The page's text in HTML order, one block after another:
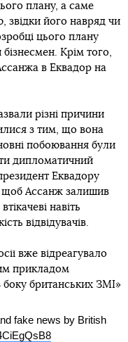
плану, а саме
звідки його навряд чи
цього плану
Крім того,
в Еквадор на
різні причини
з тим, що вона
побоювання були
дипломатичний
Еквадору
щоб Ассанж залишив
навіть
відвідувачів.
вже відреагувало
прикладом
боку британських ЗМІ»
fake news by British